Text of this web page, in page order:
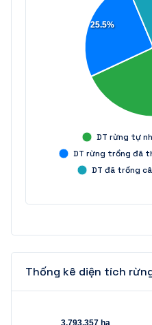
25.5%
DT rừng tự
DT rừng trồng đã
DT đã trồng
Thống kê diện tích
3.793.357 ha